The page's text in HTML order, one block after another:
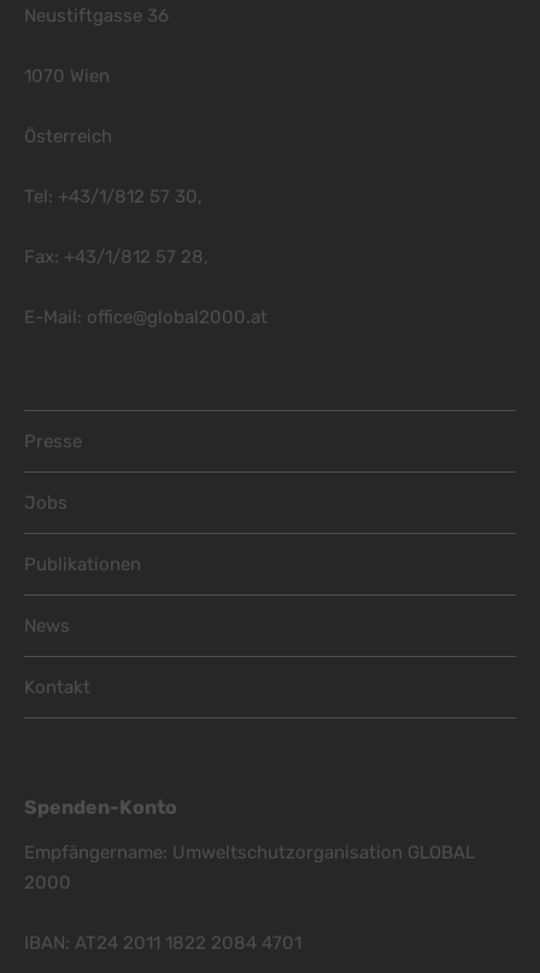
Neustiftgasse 36
1070 Wien
Österreich
Tel: +43/1/812 57 30,
Fax: +43/1/812 57 28,
E-Mail: office@global2000.at
Presse
Jobs
Publikationen
News
Kontakt
Spenden-Konto
Empfängername: Umweltschutzorganisation GLOBAL
2000
IBAN: AT24 2011 1822 2084 4701